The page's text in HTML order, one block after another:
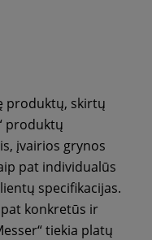
produktų, skirtų
produktų
įvairios grynos
pat individualūs
specifikacijas.
konkretūs ir
tiekia platų